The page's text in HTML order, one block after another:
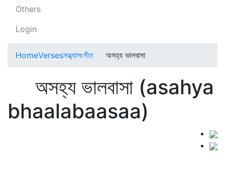
Others
Login
HomeVersesসন্ধ্যাসংগীতঅসহ্য ভালবাসা
অসহ্য ভালবাসা (asahya
bhaalabaasaa)